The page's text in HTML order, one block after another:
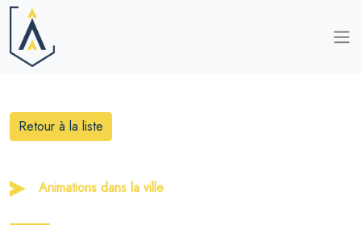
Retour à la liste
Animations dans la ville